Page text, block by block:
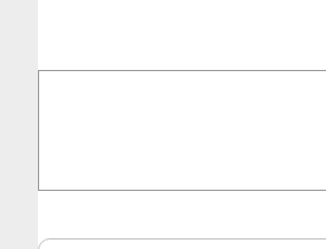
行うことで、従来のオン
オフセット印刷に近い品
コピー機やレーザープリンタ